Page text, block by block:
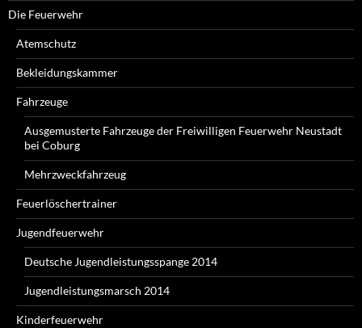
Die Feuerwehr
Atemschutz
Bekleidungskammer
Fahrzeuge
Ausgemusterte Fahrzeuge der Freiwilligen Feuerwehr Neustadt
bei Coburg
Mehrzweckfahrzeug
Feuerlöschertrainer
Jugendfeuerwehr
Deutsche Jugendleistungsspange 2014
Jugendleistungsmarsch 2014
Kinderfeuerwehr